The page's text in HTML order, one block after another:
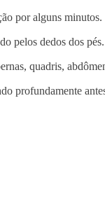
por alguns minutos.
pelos dedos dos
quadris,
profundamente